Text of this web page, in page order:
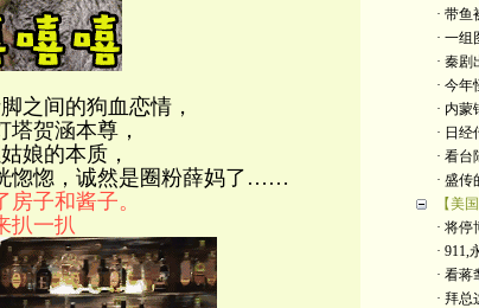
之间的狗血恋情，
塔贺涵本尊，
娘的本质，
惚惚，诚然是圈粉薛妈了……
子和酱子。
扒一扒
· 带
· 一
· 秦
· 今
· 内
· 日
· 看
· 盛
【美
· 将停
· 911,
· 看
· 拜